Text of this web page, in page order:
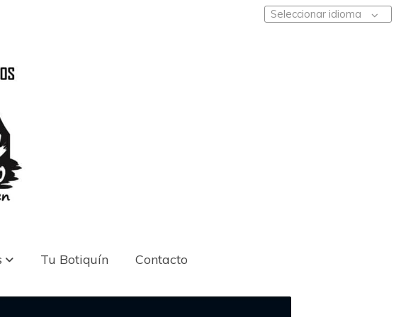
Seleccionar idioma
Tu Botiquín Contacto